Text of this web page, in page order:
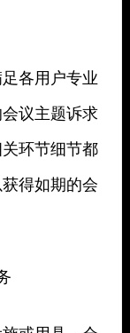
各用户专业
议主题诉求
环节细节都
得如期的会